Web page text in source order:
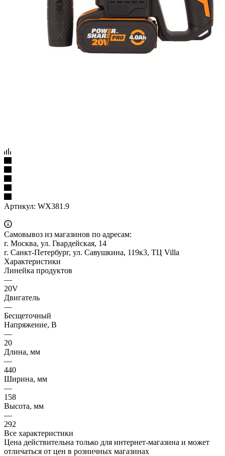
Артикул: WX381.9
Самовывоз из магазинов по адресам:
г. Москва, ул. Гвардейская, 14
г. Санкт-Петербург, ул. Савушкина, 119к3, ТЦ Villa
Характеристики
Линейка продуктов
—
20V
Двигатель
—
Бесщеточный
Напряжение, В
—
20
Длина, мм
—
440
Ширина, мм
—
158
Высота, мм
—
292
Все характеристики
Цена действительна только для интернет-магазина и может
отличаться от цен в розничных магазинах